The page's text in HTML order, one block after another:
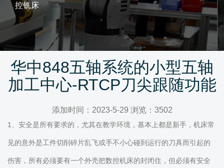
控铣床
华中848五轴系统的小型五轴
加工中心-RTCP刀尖跟随功能
添加时间：2023-5-29 浏览：3502
1、安全是所有要求的，尤其在教学环境，基本上都是新手，机床常
见的意外是工件切削碎片乱飞或手不小心碰到运行的刀具而引起的
伤害，所有必须要有一个外壳把数控机床的封闭住，但必须有安全